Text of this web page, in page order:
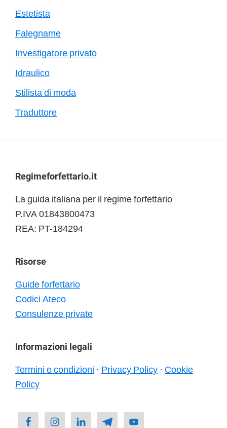
Estetista
Falegname
Investigatore privato
Idraulico
Stilista di moda
Traduttore
Footer
Regimeforfettario.it
La guida italiana per il regime forfettario
P.IVA 01843800473
REA: PT-184294
Risorse
Guide forfettario
Codici Ateco
Consulenze private
Informazioni legali
Termini e condizioni · Privacy Policy · Cookie
Policy